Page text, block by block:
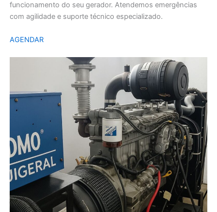
funcionamento do seu gerador. Atendemos emergências
com agilidade e suporte técnico especializado.
AGENDAR